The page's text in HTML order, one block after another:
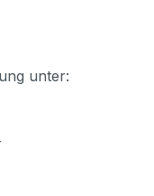
unter: